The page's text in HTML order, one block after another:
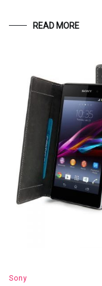
READ MORE
Sony